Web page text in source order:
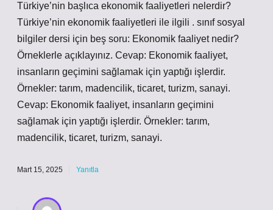
Türkiye’nin başlıca ekonomik faaliyetleri nelerdir?
Türkiye’nin ekonomik faaliyetleri ile ilgili . sınıf sosyal
bilgiler dersi için beş soru: Ekonomik faaliyet nedir?
Örneklerle açıklayınız. Cevap: Ekonomik faaliyet,
insanların geçimini sağlamak için yaptığı işlerdir.
Örnekler: tarım, madencilik, ticaret, turizm, sanayi.
Cevap: Ekonomik faaliyet, insanların geçimini
sağlamak için yaptığı işlerdir. Örnekler: tarım,
madencilik, ticaret, turizm, sanayi.
Mart 15, 2025 Yanıtla